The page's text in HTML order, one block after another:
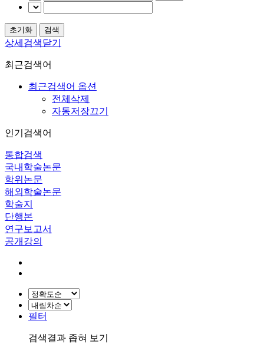
상세검색닫기
최근검색어
최근검색어 옵션
전체삭제
자동저장끄기
인기검색어
통합검색
국내학술논문
학위논문
해외학술논문
학술지
단행본
연구보고서
공개강의
필터
검색결과 좁혀 보기